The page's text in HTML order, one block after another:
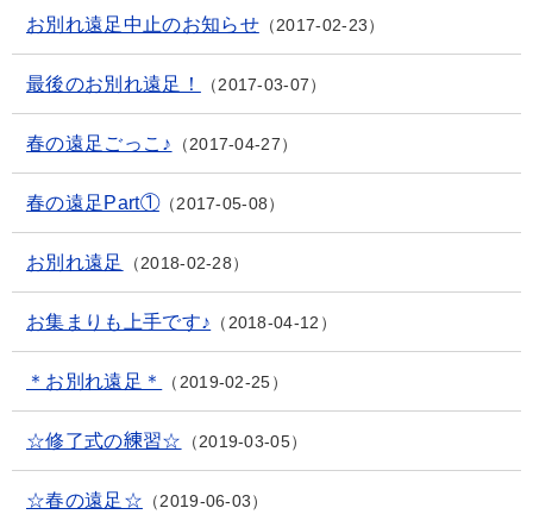
お別れ遠足中止のお知らせ 2017-02-23
最後のお別れ遠足！ 2017-03-07
春の遠足ごっこ♪ 2017-04-27
春の遠足Part① 2017-05-08
お別れ遠足 2018-02-28
お集まりも上手です♪ 2018-04-12
＊お別れ遠足＊ 2019-02-25
☆修了式の練習☆ 2019-03-05
☆春の遠足☆ 2019-06-03